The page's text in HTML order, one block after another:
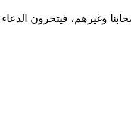
وغيرهم، فيتحرون